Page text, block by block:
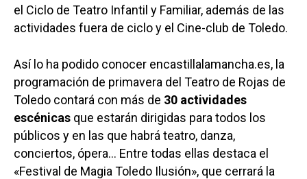
el Ciclo de Teatro Infantil y Familiar, además de las
actividades fuera de ciclo y el Cine-club de Toledo.
Así lo ha podido conocer encastillalamancha.es, la
programación de primavera del Teatro de Rojas de
Toledo contará con más de 30 actividades
escénicas que estarán dirigidas para todos los
públicos y en las que habrá teatro, danza,
conciertos, ópera… Entre todas ellas destaca el
«Festival de Magia Toledo Ilusión», que cerrará la